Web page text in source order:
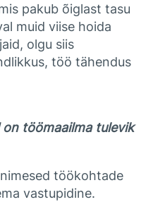
pakub õiglast tasu
muid viise hoida
olgu siis
töö tähendus
töömaailma tulevik
töökohtade
vastupidine.